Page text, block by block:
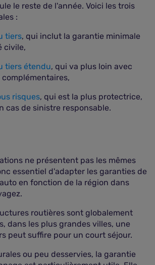
le reste de l'année. Voici les trois
:
tiers, qui inclut la garantie minimale
civile,
tiers étendu, qui va plus loin avec
risques, qui est la plus protectrice,
cas de sinistre responsable.
ne présentent pas les mêmes
essentiel d'adapter les garanties de
en fonction de la région dans
routières sont globalement
dans les plus grandes villes, une
peut suffire pour un court séjour.
ou peu desservies, la garantie